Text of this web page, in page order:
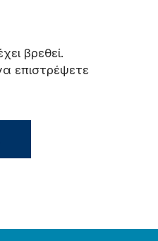
βρεθεί.
επιστρέψετε